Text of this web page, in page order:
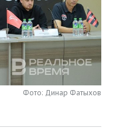
Фото: Динар Фатыхов